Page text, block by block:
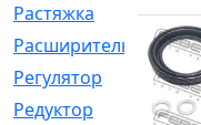
Растяжка
Расширительный
Регулятор
Редуктор